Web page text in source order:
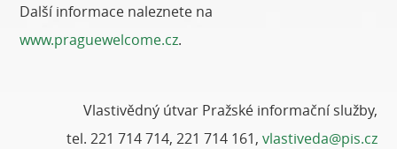
Další informace naleznete na
www.praguewelcome.cz.
Vlastivědný útvar Pražské informační služby,
tel. 221 714 714, 221 714 161, vlastiveda@pis.cz